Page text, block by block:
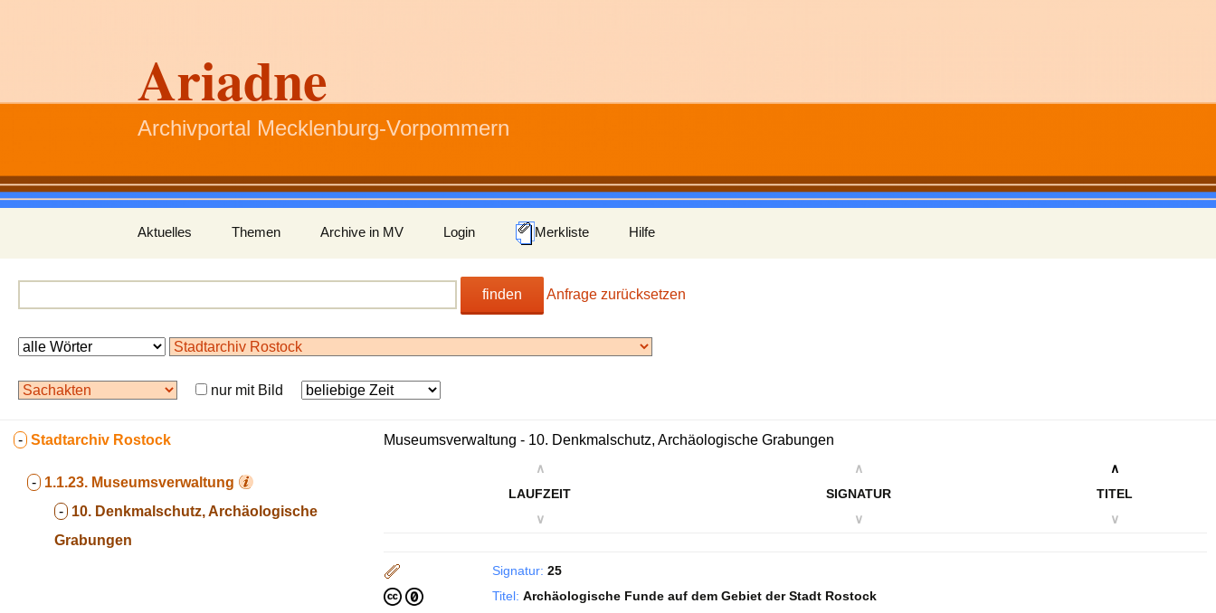
Ariadne
Archivportal Mecklenburg-Vorpommern
Inhalt
springen
Aktuelles Themen Archive in MV Login Merkliste Hilfe
finden Anfrage zurücksetzen
nur mit Bild
- Stadtarchiv Rostock
- 1.1.23. Museumsverwaltung
- 10. Denkmalschutz, Archäologische
Grabungen
Museumsverwaltung - 10. Denkmalschutz, Archäologische Grabungen
∧
LAUFZEIT
∨
∧
SIGNATUR
∨
∧
TITEL
∨
Signatur: 25
Titel: Archäologische Funde auf dem Gebiet der Stadt Rostock